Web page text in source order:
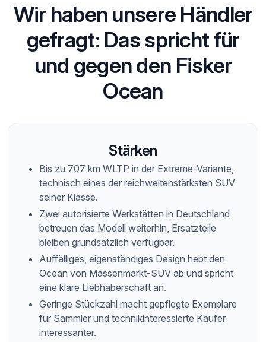
Wir haben unsere Händler
gefragt: Das spricht für
und gegen den Fisker
Ocean
Stärken
Bis zu 707 km WLTP in der Extreme-Variante,
technisch eines der reichweitenstärksten SUV
seiner Klasse.
Zwei autorisierte Werkstätten in Deutschland
betreuen das Modell weiterhin, Ersatzteile
bleiben grundsätzlich verfügbar.
Auffälliges, eigenständiges Design hebt den
Ocean von Massenmarkt-SUV ab und spricht
eine klare Liebhaberschaft an.
Geringe Stückzahl macht gepflegte Exemplare
für Sammler und technikinteressierte Käufer
interessanter.